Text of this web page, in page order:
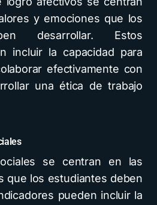
y emociones que los
desarrollar. Estos
incluir la capacidad para
efectivamente con
una ética de trabajo
se centran en las
que los estudiantes deben
pueden incluir la